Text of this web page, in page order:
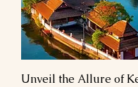
Unveil the Allure of